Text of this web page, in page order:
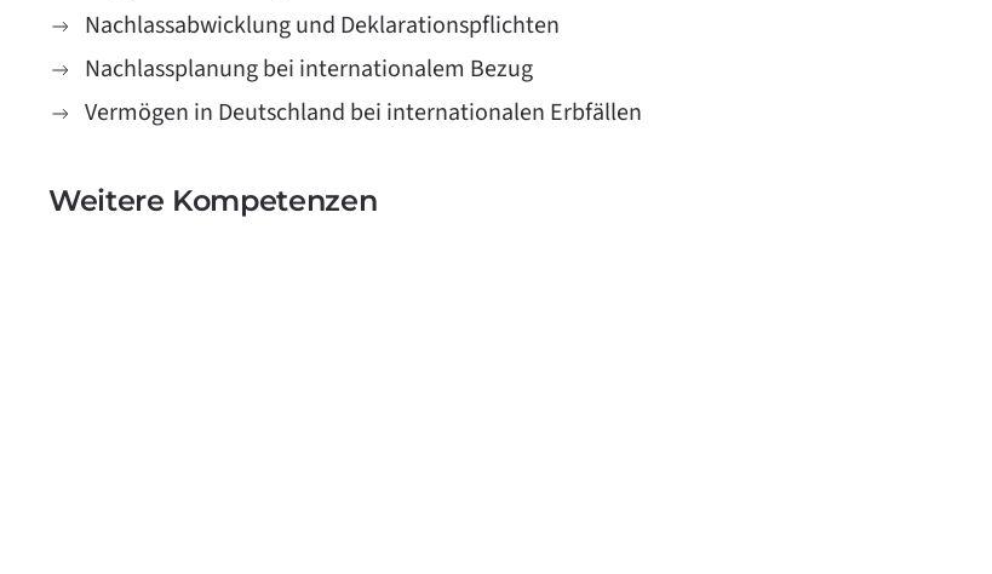
Nachlassabwicklung und Deklarationspflichten
Nachlassplanung bei internationalem Bezug
Vermögen in Deutschland bei internationalen Erbfällen
Weitere Kompetenzen